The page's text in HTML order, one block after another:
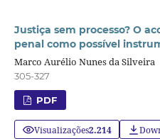
Justiça sem processo? O
penal como possível
Marco Aurélio Nunes da Silveira
305-327
PDF
Visualizações2.214